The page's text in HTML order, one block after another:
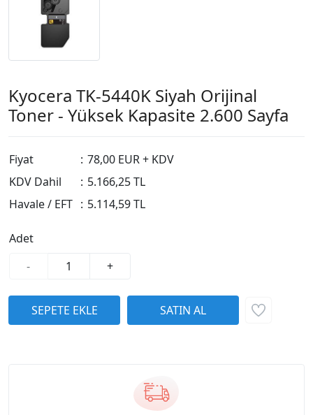
Kyocera TK-5440K Siyah Orijinal
Toner - Yüksek Kapasite 2.600 Sayfa
Fiyat : 78,00 EUR + KDV
KDV Dahil
: 5.166,25 TL
Havale / EFT : 5.114,59 TL
Adet
-
+